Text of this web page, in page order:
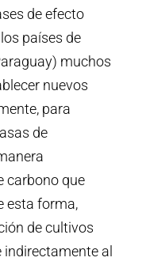
de efecto
países de
muchos
nuevos
para
de
carbono que
esta forma,
de cultivos
al